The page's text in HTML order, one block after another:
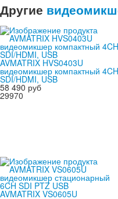
Другие
AVMATRIX HVS0403U
видеомикшер компактный
SDI/HDMI, USB
58 490 руб
29970
AVMATRIX VS0605U